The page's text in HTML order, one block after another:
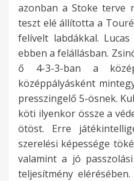
azonban a Stoke terve
teszt elé állította a
felívelt labdákkal.
ebben a felállásban.
ő 4-3-3-ban a
középpályásként
presszingelő 5-ösnek.
köti ilyenkor össze a
ötöst. Erre
szerelési képessége
valamint a jó
teljesítmény